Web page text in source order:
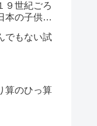
９世紀ごろ
本の子供の
でもない試
算のひっ算